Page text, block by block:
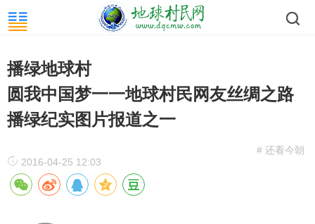
播绿地球村
圆我中国梦一一地球村民网友丝绸之路
播绿纪实图片报道之一
# 还看今朝
2016-04-25 12:03